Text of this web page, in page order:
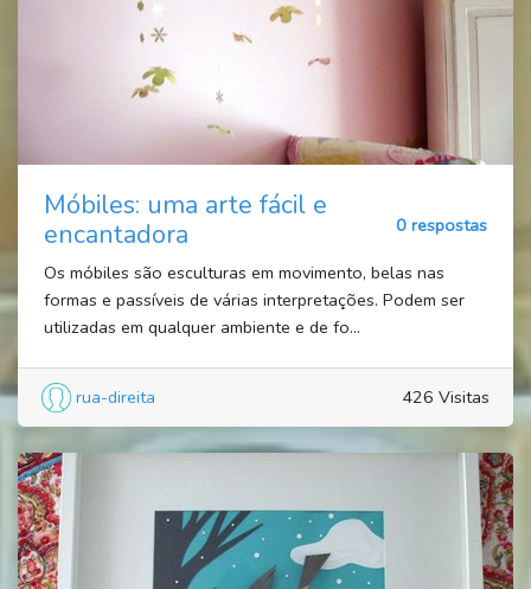
Móbiles: uma arte fácil e
encantadora
0 respostas
Os móbiles são esculturas em movimento, belas nas
formas e passíveis de várias interpretações. Podem ser
utilizadas em qualquer ambiente e de fo...
rua-direita 426 Visitas